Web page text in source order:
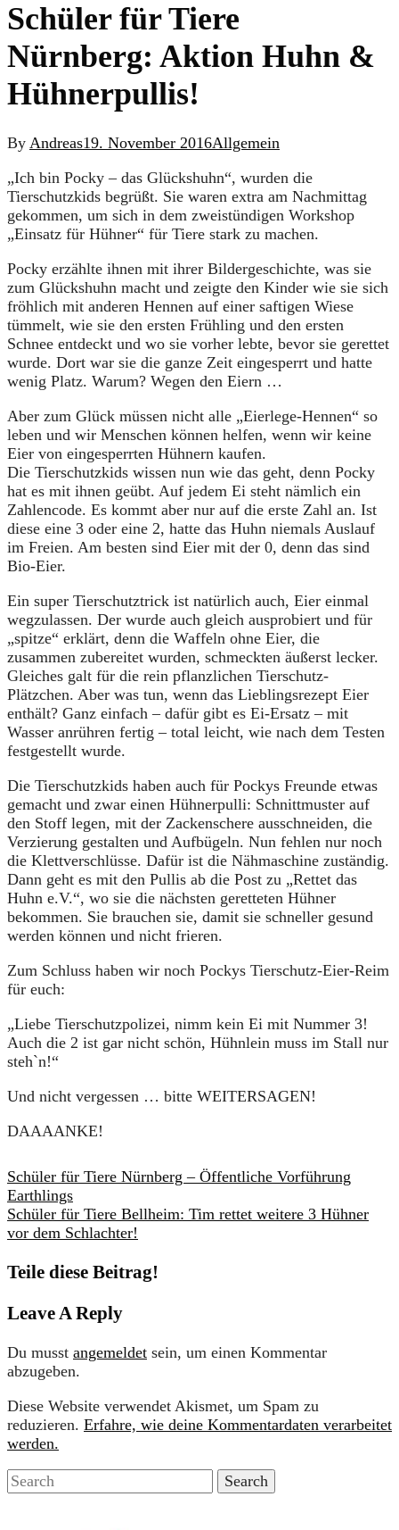
Schüler für Tiere
Nürnberg: Aktion Huhn &
Hühnerpullis!
By Andreas19. November 2016Allgemein
„Ich bin Pocky – das Glückshuhn“, wurden die
Tierschutzkids begrüßt. Sie waren extra am Nachmittag
gekommen, um sich in dem zweistündigen Workshop
„Einsatz für Hühner“ für Tiere stark zu machen.
Pocky erzählte ihnen mit ihrer Bildergeschichte, was sie
zum Glückshuhn macht und zeigte den Kinder wie sie sich
fröhlich mit anderen Hennen auf einer saftigen Wiese
tümmelt, wie sie den ersten Frühling und den ersten
Schnee entdeckt und wo sie vorher lebte, bevor sie gerettet
wurde. Dort war sie die ganze Zeit eingesperrt und hatte
wenig Platz. Warum? Wegen den Eiern …
Aber zum Glück müssen nicht alle „Eierlege-Hennen“ so
leben und wir Menschen können helfen, wenn wir keine
Eier von eingesperrten Hühnern kaufen.
Die Tierschutzkids wissen nun wie das geht, denn Pocky
hat es mit ihnen geübt. Auf jedem Ei steht nämlich ein
Zahlencode. Es kommt aber nur auf die erste Zahl an. Ist
diese eine 3 oder eine 2, hatte das Huhn niemals Auslauf
im Freien. Am besten sind Eier mit der 0, denn das sind
Bio-Eier.
Ein super Tierschutztrick ist natürlich auch, Eier einmal
wegzulassen. Der wurde auch gleich ausprobiert und für
„spitze“ erklärt, denn die Waffeln ohne Eier, die
zusammen zubereitet wurden, schmeckten äußerst lecker.
Gleiches galt für die rein pflanzlichen Tierschutz-
Plätzchen. Aber was tun, wenn das Lieblingsrezept Eier
enthält? Ganz einfach – dafür gibt es Ei-Ersatz – mit
Wasser anrühren fertig – total leicht, wie nach dem Testen
festgestellt wurde.
Die Tierschutzkids haben auch für Pockys Freunde etwas
gemacht und zwar einen Hühnerpulli: Schnittmuster auf
den Stoff legen, mit der Zackenschere ausschneiden, die
Verzierung gestalten und Aufbügeln. Nun fehlen nur noch
die Klettverschlüsse. Dafür ist die Nähmaschine zuständig.
Dann geht es mit den Pullis ab die Post zu „Rettet das
Huhn e.V.“, wo sie die nächsten geretteten Hühner
bekommen. Sie brauchen sie, damit sie schneller gesund
werden können und nicht frieren.
Zum Schluss haben wir noch Pockys Tierschutz-Eier-Reim
für euch:
„Liebe Tierschutzpolizei, nimm kein Ei mit Nummer 3!
Auch die 2 ist gar nicht schön, Hühnlein muss im Stall nur
steh`n!“
Und nicht vergessen … bitte WEITERSAGEN!
DAAAANKE!
Schüler für Tiere Nürnberg – Öffentliche Vorführung
Earthlings
Schüler für Tiere Bellheim: Tim rettet weitere 3 Hühner
vor dem Schlachter!
Teile diese Beitrag!
Leave A Reply
Du musst angemeldet sein, um einen Kommentar
abzugeben.
Diese Website verwendet Akismet, um Spam zu
reduzieren. Erfahre, wie deine Kommentardaten verarbeitet
werden.